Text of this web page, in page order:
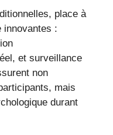
place à
innovantes :
et surveillance
non
mais
durant